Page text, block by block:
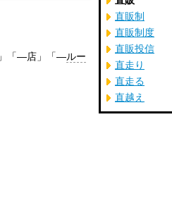
」「―店」「―ルー
直販制
直販制度
直販投信
直走り
直走る
直越え